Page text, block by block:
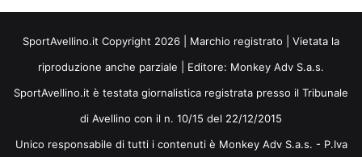
SportAvellino.it Copyright 2026 | Marchio registrato | Vietata la
riproduzione anche parziale | Editore: Monkey Adv S.a.s.
SportAvellino.it è testata giornalistica registrata presso il Tribunale
di Avellino con il n. 10/15 del 22/12/2015
Unico responsabile di tutti i contenuti è Monkey Adv S.a.s. - P.Iva